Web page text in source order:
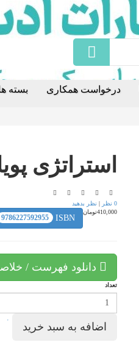
بسته درخواست همکاری
استراتژی
0 نظر | نظر بدهید
410,000تومان
ISBN
9786227592955
دانلود فهرست /
تعداد